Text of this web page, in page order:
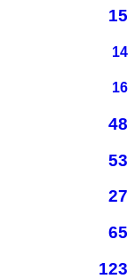
15
14
16
48
53
27
65
123